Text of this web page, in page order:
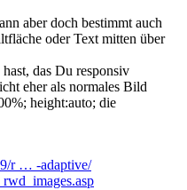
aber doch bestimmt auch
oder Text mitten über
das Du responsiv
eher als normales Bild
height:auto; die
r … -adaptive/